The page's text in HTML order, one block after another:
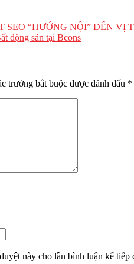
“HƯỚNG NỘI” ĐẾN VỊ
động sản tại Bcons
trường bắt buộc được đánh dấu *
này cho lần bình luận kế tiếp